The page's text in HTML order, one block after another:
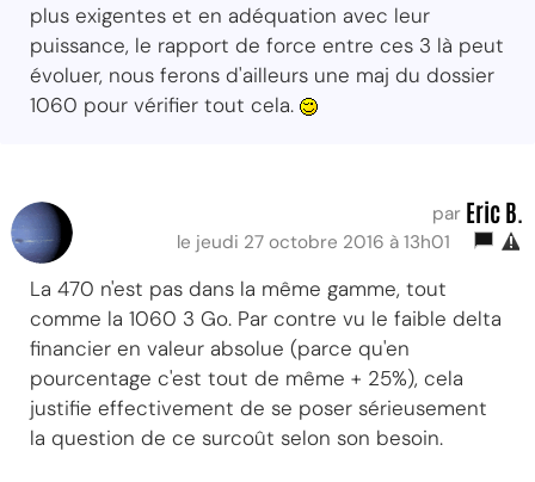
plus exigentes et en adéquation avec leur
puissance, le rapport de force entre ces 3 là peut
évoluer, nous ferons d'ailleurs une maj du dossier
1060 pour vérifier tout cela.
par Eric B.
le jeudi 27 octobre 2016 à 13h01
La 470 n'est pas dans la même gamme, tout
comme la 1060 3 Go. Par contre vu le faible delta
financier en valeur absolue (parce qu'en
pourcentage c'est tout de même + 25%), cela
justifie effectivement de se poser sérieusement
la question de ce surcoût selon son besoin.